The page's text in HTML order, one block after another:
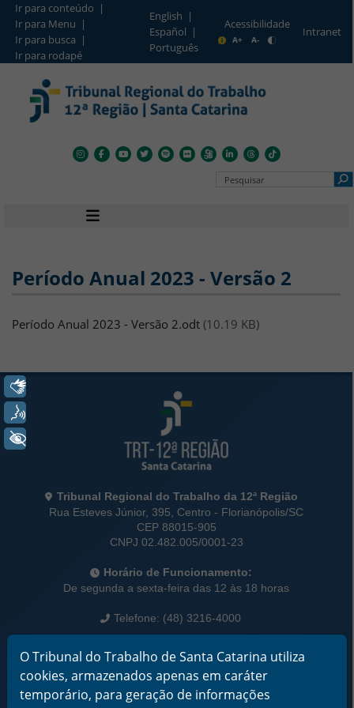
Barra de Acesso Rápido
Ir para conteúdo |
Ir para Menu |
Ir para busca |
Ir para rodapé
English |
Español |
Português
Acessibilidade
A+ A-
Intranet
Pesquisar no Portal
Navegação principal
Período Anual 2023 - Versão 2
Arquivo
Período Anual 2023 - Versão 2.odt (10.19 KB)
Rodapé da Página
Informações de Contato
Tribunal Regional do Trabalho da 12ª Região
Rua Esteves Júnior, 395, Centro - Florianópolis/SC
CEP 88015-905
CNPJ 02.482.005/0001-23
Horário de Funcionamento:
De segunda a sexta-feira das 12 às 18 horas
Telefone: (48) 3216-4000
Institucional
Serviços
Notícias
O Tribunal do Trabalho de Santa Catarina utiliza
cookies, armazenados apenas em caráter
temporário, para geração de informações
+ Acessibilidade